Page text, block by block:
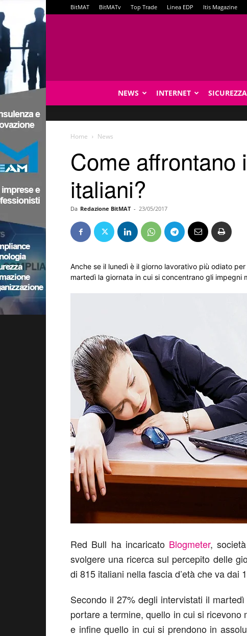
BitMAT BitMATv Top Trade Linea EDP Itis Magazine
NEWS INTERNET SICUREZZA
Home News
Come affrontano
italiani?
Da Redazione BitMAT - 23/05/2017
Anche se il lunedì è il giorno lavorativo più odiato
martedì la giornata in cui si concentrano gli impegni
Red Bull ha incaricato Blogmeter,
svolgere una ricerca sul percepito delle
di 815 italiani nella fascia d’età che va dai
Secondo il 27% degli intervistati il
portare a termine, quello in cui si
e infine quello in cui si prendono in